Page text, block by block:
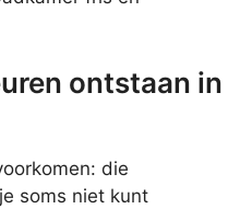
ontstaan in
die
soms niet kunt